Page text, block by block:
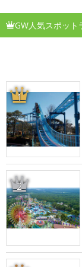
GW人気スポット
1
2